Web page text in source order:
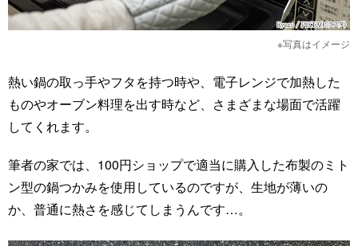
※写真はイメージ
熱い鍋の取っ手やフタを持つ時や、電子レンジで加熱した
ものやオーブン料理を出す時など、さまざまな場面で活躍
してくれます。
筆者の家では、100円ショップで適当に購入した布製のミト
ン型の鍋つかみを使用しているのですが、生地が薄いの
か、普通に熱さを感じてしまうんです…。